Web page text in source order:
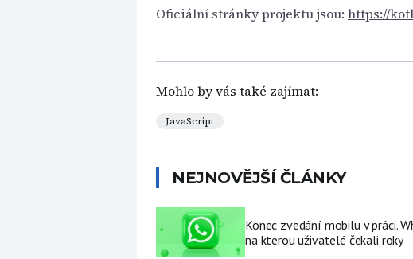
Oficiální stránky projektu jsou: https://
Mohlo by vás také zajímat:
JavaScript
NEJNOVĚJŠÍ ČLÁNKY
Konec zvedání mobilu v práci.
na kterou uživatelé čekali roky